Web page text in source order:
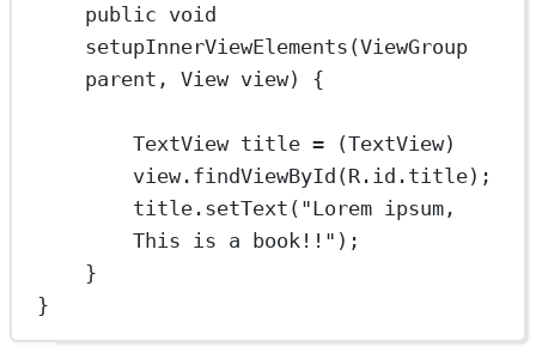
public void
setupInnerViewElements
parent , View view) {
TextView title = (TextView)
view. findViewById (R.id.title);
title. setText ( "Lorem ipsum,
This is a book!!" );
}
}